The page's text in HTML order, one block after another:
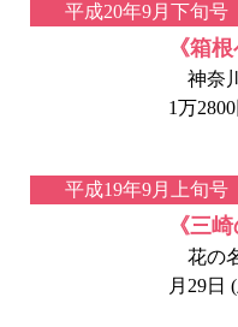
平成20年9月下旬号
《箱
神奈
1万2800
平成19年9月上旬号
《三
花の
月29日